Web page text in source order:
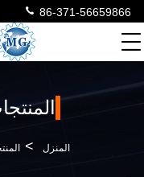
86-371-56659866
المنزل >